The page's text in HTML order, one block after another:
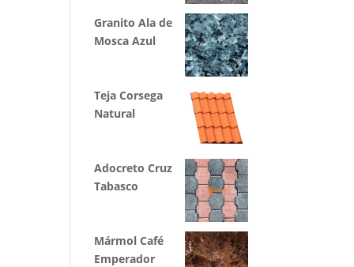
Granito Ala de
Mosca Azul
Teja Corsega
Natural
Adocreto Cruz
Tabasco
Mármol Café
Emperador